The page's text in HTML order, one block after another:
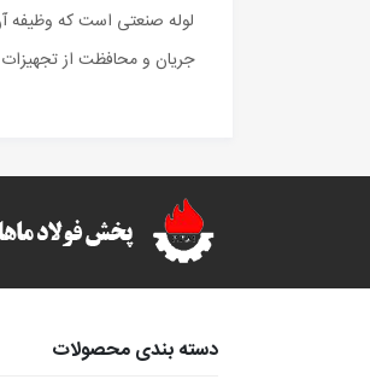
لوله صنعتی است که وظیفه
جریان و محافظت از
دسته بندی محصولات